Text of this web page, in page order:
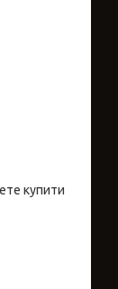
купити